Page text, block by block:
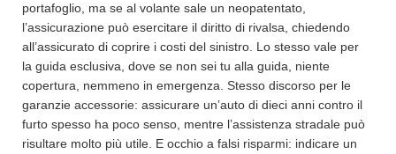
portafoglio, ma se al volante sale un neopatentato,
l’assicurazione può esercitare il diritto di rivalsa, chiedendo
all’assicurato di coprire i costi del sinistro. Lo stesso vale per
la guida esclusiva, dove se non sei tu alla guida, niente
copertura, nemmeno in emergenza. Stesso discorso per le
garanzie accessorie: assicurare un’auto di dieci anni contro il
furto spesso ha poco senso, mentre l’assistenza stradale può
risultare molto più utile. E occhio a falsi risparmi: indicare un